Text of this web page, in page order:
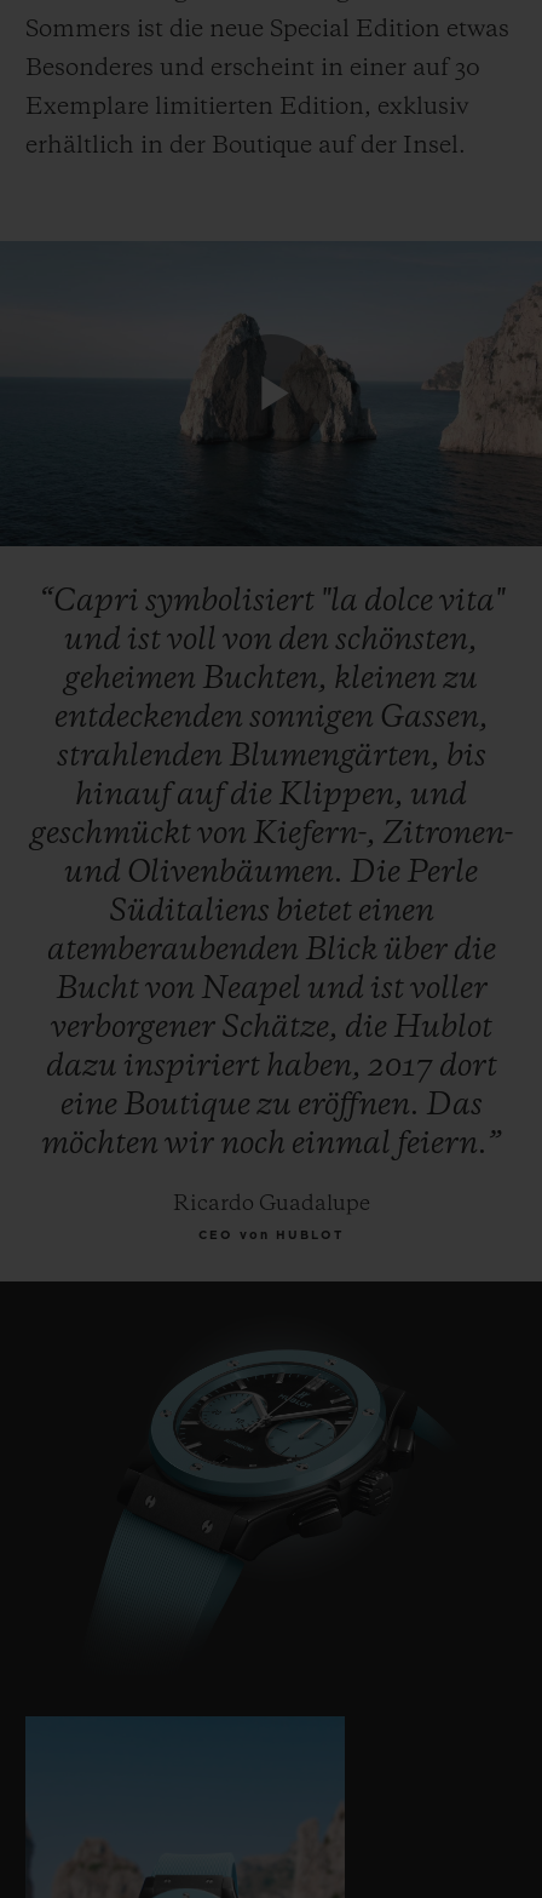
Sommers ist die neue Special Edition etwas
Besonderes und erscheint in einer auf 30
Exemplare limitierten Edition, exklusiv
erhältlich in der Boutique auf der Insel.
Play
Video
“Capri symbolisiert "la dolce vita"
und istvoll von den schönsten,
geheimen Buchten, kleinen zu
entdeckenden sonnigen Gassen,
strahlenden Blumengärten, bis
hinaufaufdie Klippen, und
geschmücktvon Kiefern-, Zitronen-
und Olivenbäumen. Die Perle
Süditaliens bietet einen
atemberaubenden Blick über die
Buchtvon Neapel und istvoller
verborgener Schätze, die Hublot
dazu inspiriert haben, 2017 dort
eine Boutique zu eröffnen. Das
möchten wir noch einmal feiern.”
Ricardo Guadalupe
CEO von HUBLOT